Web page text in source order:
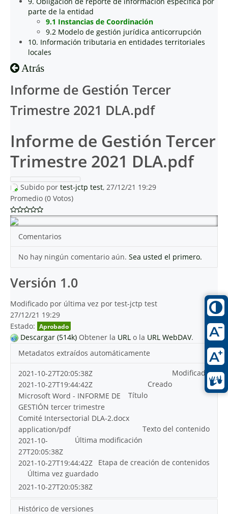
parte de la entidad
9.1 Instancias de Coordinación
9.2 Modelo de gestión jurídica anticorrupción
10. Información tributaria en entidades territoriales
locales
Atrás
Informe de Gestión Tercer
Trimestre 2021 DLA.pdf
Informe de Gestión Tercer
Trimestre 2021 DLA.pdf
Subido por test-jctp test, 27/12/21 19:29
Promedio (0 Votos)
Comentarios
No hay ningún comentario aún. Sea usted el primero.
Versión 1.0
Modificado por última vez por test-jctp test
27/12/21 19:29
Estado: Aprobado
Descargar (514k) Obtener la URL o la URL WebDAV.
Metadatos extraídos automáticamente
Modificado
2021-10-27T20:05:38Z
Creado
2021-10-27T19:44:42Z
Título
Microsoft Word - INFORME DE
GESTIÓN tercer trimestre
Comité Intersectorial DLA-2.docx
Texto del contenido
application/pdf
Última modificación
2021-10-
27T20:05:38Z
Etapa de creación de contenidos
2021-10-27T19:44:42Z
Última vez guardado
2021-10-27T20:05:38Z
Histórico de versiones